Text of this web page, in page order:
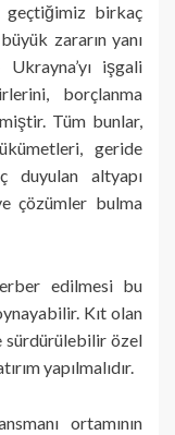
geçtiğimiz birkaç
zararın yanı
Ukrayna’yı işgali
borçlanma
Tüm bunlar,
geride
duyulan altyapı
çözümler bulma
edilmesi bu
Kıt olan
sürdürülebilir özel
yapılmalıdır.
ortamının